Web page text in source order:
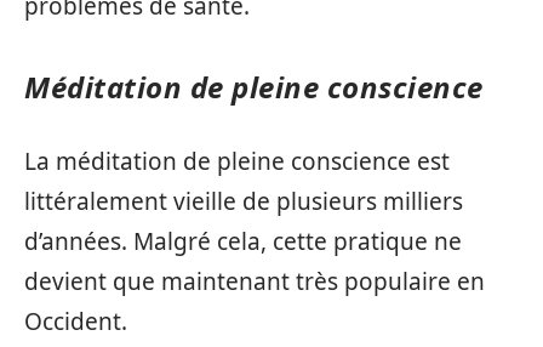
problèmes de santé.
Méditation de pleine conscience
La méditation de pleine conscience est
littéralement vieille de plusieurs milliers
d’années. Malgré cela, cette pratique ne
devient que maintenant très populaire en
Occident.